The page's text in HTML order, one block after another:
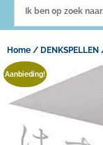
Home / DENKSPELLEN
Aanbieding!